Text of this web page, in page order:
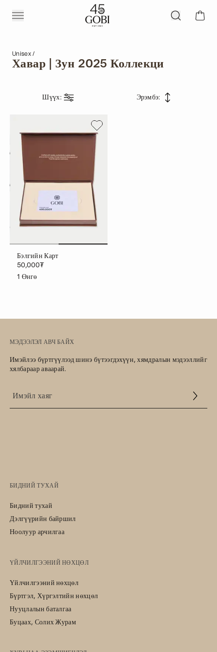
Unisex
Хавар | Зун 2025 Коллекци
Шүүх: Эрэмбэ:
Бэлгийн Карт
50,000₮
1 Өнгө
МЭДЭЭЛЭЛ АВЧ БАЙХ
Имэйлээ бүртгүүлээд шинэ бүтээгдэхүүн, хямдралын мэдээллийг
хялбараар аваарай.
БИДНИЙ ТУХАЙ
Бидний тухай
Дэлгүүрийн байршил
Ноолуур арчилгаа
ҮЙЛЧИЛГЭЭНИЙ НӨХЦӨЛ
Үйлчилгээний нөхцөл
Бүртгэл, Хүргэлтийн нөхцөл
Нууцлалын баталгаа
Буцаах, Солих Журам